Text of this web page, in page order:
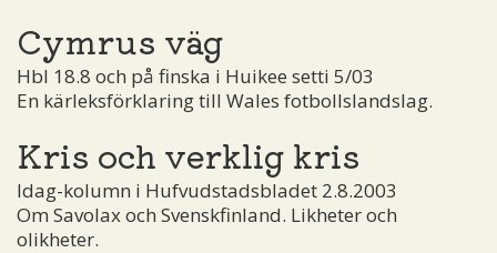
Cymrus väg
Hbl 18.8 och på finska i Huikee setti 5/03
En kärleksförklaring till Wales fotbollslandslag.
Kris och verklig kris
Idag-kolumn i Hufvudstadsbladet 2.8.2003
Om Savolax och Svenskfinland. Likheter och
olikheter.